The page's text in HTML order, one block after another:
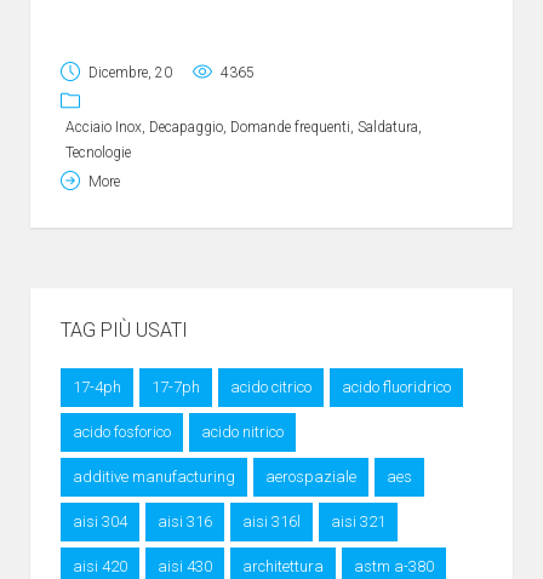
Dicembre, 20 4365
Acciaio Inox Decapaggio Domande frequenti Saldatura
Tecnologie
More
TAG PIÙ USATI
17-4ph 17-7ph acido citrico acido fluoridrico
acido fosforico acido nitrico
additive manufacturing aerospaziale aes
aisi 304 aisi 316 aisi 316l aisi 321
aisi 420 aisi 430 architettura astm a-380